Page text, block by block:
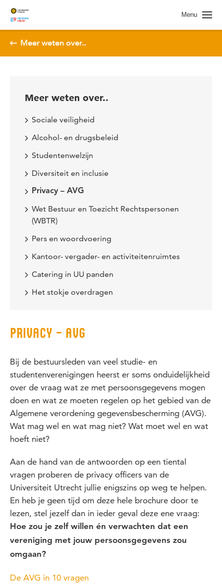
Menu
Meer weten over..
Meer weten over..
Sociale veiligheid
Alcohol- en drugsbeleid
Studentenwelzijn
Diversiteit en inclusie
Privacy – AVG
Wet Bestuur en Toezicht Rechtspersonen
(WBTR)
Pers en woordvoering
Kantoor- vergader- en activiteitenruimtes
Catering in UU panden
Het stokje overdragen
PRIVACY – AVG
Bij de bestuursleden van veel studie- en
studentenverenigingen heerst er soms onduidelijkheid
over de vraag wat ze met persoonsgegevens mogen
doen en wat ze moeten regelen op het gebied van de
Algemene verordening gegevensbescherming (AVG).
Wat mag wel en wat mag niet? Wat moet wel en wat
hoeft niet?
Aan de hand van de antwoorden op een tiental
vragen proberen de privacy officers van de
Universiteit Utrecht jullie enigszins op weg te helpen.
En heb je geen tijd om deze hele brochure door te
lezen, stel jezelf dan in ieder geval deze ene vraag:
Hoe zou je zelf willen én verwachten dat een
vereniging met jouw persoonsgegevens zou
omgaan?
De AVG in 10 vragen